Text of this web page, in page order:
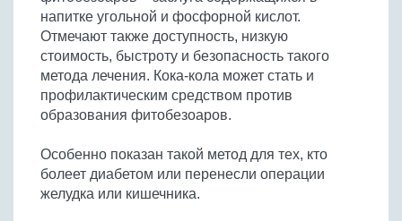
напитке угольной и фосфорной кислот.
Отмечают также доступность, низкую
стоимость, быстроту и безопасность такого
метода лечения. Кока-кола может стать и
профилактическим средством против
образования фитобезоаров.
Особенно показан такой метод для тех, кто
болеет диабетом или перенесли операции
желудка или кишечника.